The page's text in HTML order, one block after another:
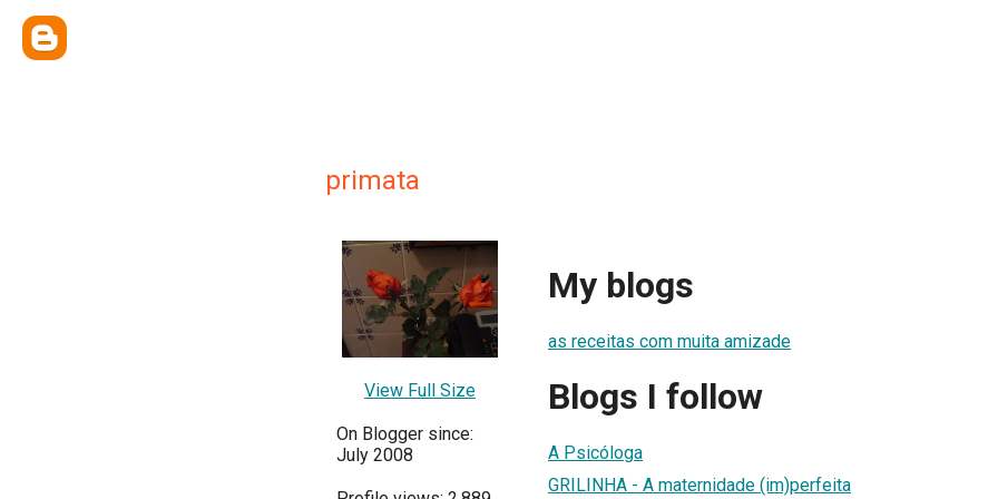
primata
View Full Size
On Blogger since:
July 2008
My blogs
as receitas com muita amizade
Blogs I follow
A Psicóloga
GRILINHA - A maternidade (im)perfeita